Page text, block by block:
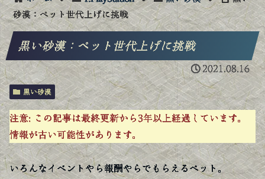
砂漠：ペット世代上げに挑戦
黒い砂漠：ペット世代上げに挑戦
2021.08.16
黒い砂漠
注意: この記事は最終更新から3年以上経過しています。
情報が古い可能性があります。
いろんなイベントやら報酬やらでもらえるペット。